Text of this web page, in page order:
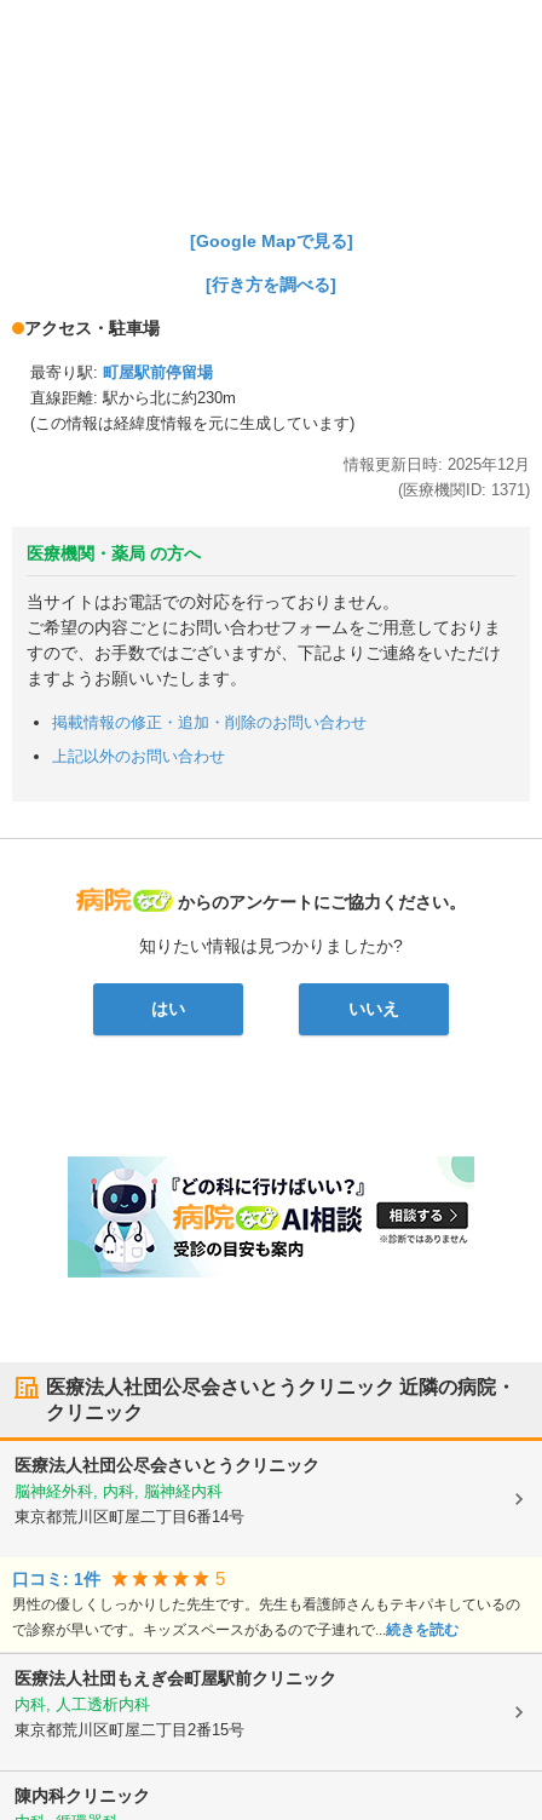
[Google Mapで見る]
[行き方を調べる]
アクセス・駐車場
最寄り駅: 町屋駅前停留場
直線距離: 駅から北に約230m
(この情報は経緯度情報を元に生成しています)
情報更新日時: 2025年12月
(医療機関ID: 1371)
医療機関・薬局 の方へ
当サイトはお電話での対応を行っておりません。
ご希望の内容ごとにお問い合わせフォームをご用意しておりま
すので、お手数ではございますが、下記よりご連絡をいただけ
ますようお願いいたします。
掲載情報の修正・追加・削除のお問い合わせ
上記以外のお問い合わせ
病院なび
からのアンケートにご協力ください。
知りたい情報は見つかりましたか?
はい いいえ
医療法人社団公尽会さいとうクリニック 近隣の病院・
クリニック
医療法人社団公尽会さいとうクリニック
脳神経外科, 内科, 脳神経内科
東京都荒川区町屋二丁目6番14号
口コミ: 1件 5
男性の優しくしっかりした先生です。先生も看護師さんもテキパキしているの
で診察が早いです。キッズスペースがあるので子連れで...続きを読む
医療法人社団もえぎ会町屋駅前クリニック
内科, 人工透析内科
東京都荒川区町屋二丁目2番15号
陳内科クリニック